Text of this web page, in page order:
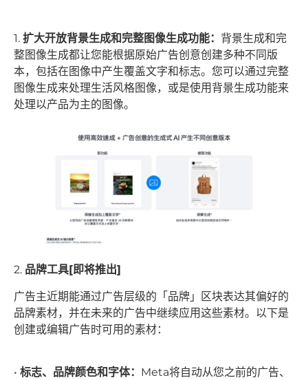
1. 扩大开放背景生成和完整图像生成功能： 背景生成和完
整图像生成都让您能根据原始广告创意创建多种不同版
本，包括在图像中产生覆盖文字和标志。您可以通过完整
图像生成来处理生活风格图像，或是使用背景生成功能来
处理以产品为主的图像。
2. 品牌工具[即将推出]
广告主近期能通过广告层级的「品牌」区块表达其偏好的
品牌素材，并在未来的广告中继续应用这些素材。以下是
创建或编辑广告时可用的素材：
• 标志、品牌颜色和字体： Meta将自动从您之前的广告、